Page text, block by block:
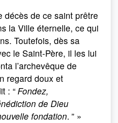
décès de ce saint prêtre
la Ville éternelle, ce qui
Toutefois, dès sa
le Saint-Père, il les lui
l’archevêque de
regard doux et
: “Fondez,
de Dieu
fondation. ” »